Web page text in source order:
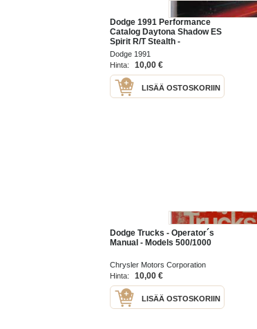
Dodge 1991 Performance
Catalog Daytona Shadow ES
Spirit R/T Stealth -
myyntiesite / juliste
Dodge 1991
Hinta:
10,00 €
LISÄÄ OSTOSKORIIN
Dodge Trucks - Operator´s
Manual - Models 500/1000
Chrysler Motors Corporation
Hinta:
10,00 €
LISÄÄ OSTOSKORIIN